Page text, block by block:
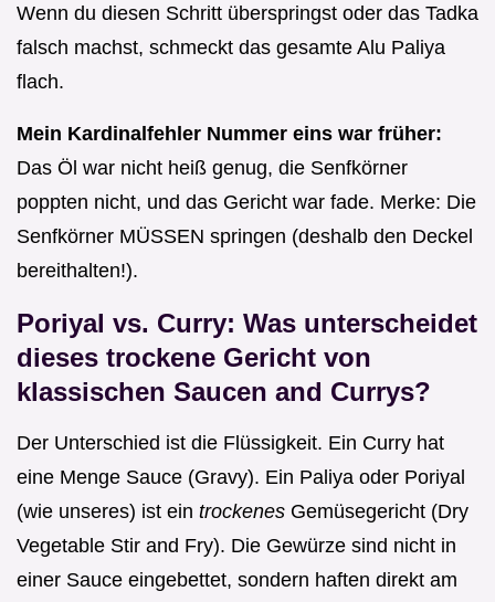
Wenn du diesen Schritt überspringst oder das Tadka
falsch machst, schmeckt das gesamte Alu Paliya
flach.
Mein Kardinalfehler Nummer eins war früher:
Das Öl war nicht heiß genug, die Senfkörner
poppten nicht, und das Gericht war fade. Merke: Die
Senfkörner MÜSSEN springen (deshalb den Deckel
bereithalten!).
Poriyal vs. Curry: Was unterscheidet
dieses trockene Gericht von
klassischen Saucen and Currys?
Der Unterschied ist die Flüssigkeit. Ein Curry hat
eine Menge Sauce (Gravy). Ein Paliya oder Poriyal
(wie unseres) ist ein trockenes Gemüsegericht (Dry
Vegetable Stir and Fry). Die Gewürze sind nicht in
einer Sauce eingebettet, sondern haften direkt am